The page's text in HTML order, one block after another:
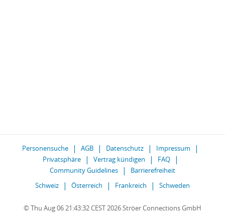
Personensuche AGB Datenschutz
Impressum
Privatsphäre
Vertrag kündigen
FAQ
Community Guidelines
Barrierefreiheit
Schweiz
Österreich Frankreich Schweden
© Thu Aug 06 21:43:32 CEST 2026 Ströer Connections GmbH